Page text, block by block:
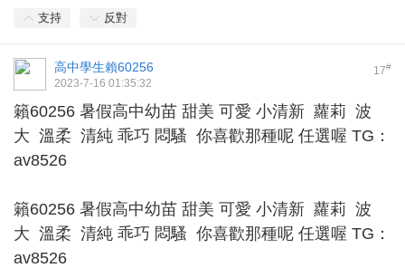
支持 反對
17#
高中學生賴60256
2023-7-16 01:35:32
籟60256 暑假高中幼苗 甜美 可愛 小清新 蘿莉 波
大 溫柔 清純 乖巧 悶騷 你喜歡那種呢 任選喔 TG：
av8526
籟60256 暑假高中幼苗 甜美 可愛 小清新 蘿莉 波
大 溫柔 清純 乖巧 悶騷 你喜歡那種呢 任選喔 TG：
av8526